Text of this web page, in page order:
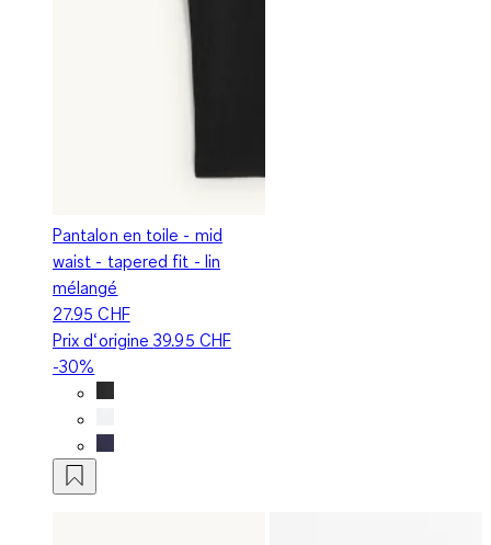
Pantalon en toile - mid
waist - tapered fit - lin
mélangé
27.95 CHF
Prix d‘origine39.95 CHF
-30%